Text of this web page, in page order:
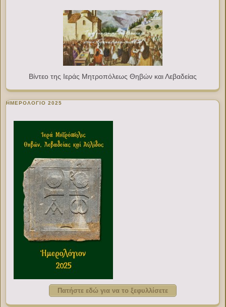
Βίντεο της Ιεράς Μητροπόλεως Θηβών και Λεβαδείας
ΗΜΕΡΟΛΟΓΙΟ 2025
Πατήστε εδώ για να το ξεφυλλίσετε